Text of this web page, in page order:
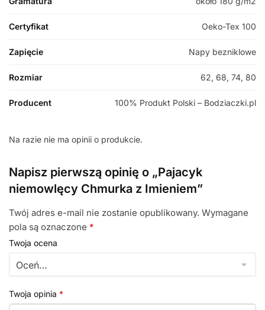
Certyfikat Oeko-Tex 100
Zapięcie Napy bezniklowe
Rozmiar 62, 68, 74, 80
Producent 100% Produkt Polski – Bodziaczki.pl
Na razie nie ma opinii o produkcie.
Napisz pierwszą opinię o „Pajacyk
niemowlęcy Chmurka z Imieniem”
Twój adres e-mail nie zostanie opublikowany. Wymagane
pola są oznaczone *
Twoja ocena
Twoja opinia *